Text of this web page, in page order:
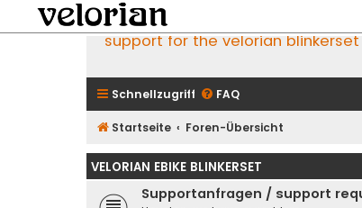
support for the velorian
Schnellzugriff FAQ
Startseite Foren-Übersicht
VELORIAN EBIKE BLINKERSET
Supportanfragen / support